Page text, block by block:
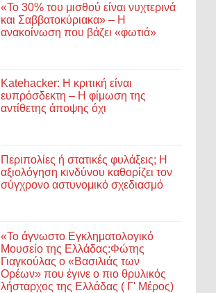
«Το 30% του μισθού είναι νυχτερινά
και Σαββατοκύριακα» – Η
ανακοίνωση που βάζει «φωτιά»
Katehacker: Η κριτική είναι
ευπρόσδεκτη – Η φίμωση της
αντίθετης άποψης όχι
Περιπολίες ή στατικές φυλάξεις; Η
αξιολόγηση κινδύνου καθορίζει τον
σύγχρονο αστυνομικό σχεδιασμό
«Το άγνωστο Εγκληματολογικό
Μουσείο της Ελλάδας:Φώτης
Γιαγκούλας ο «Βασιλιάς των
Ορέων» που έγινε ο πιο θρυλικός
λήσταρχος της Ελλάδας ( Γ' Μέρος)